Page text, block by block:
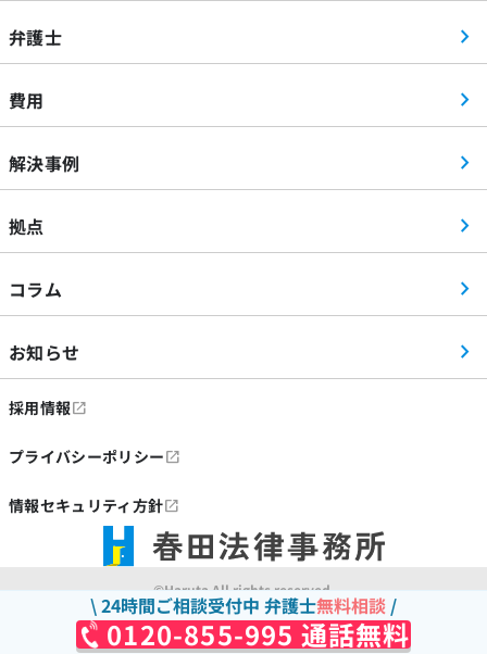
24時間ご相談受付中 弁護士無料相談
0120-855-995 通話無料
弁護士
費用
解決事例
拠点
コラム
お知らせ
採用情報
プライバシーポリシー
情報セキュリティ方針
©Haruta All rights reserved.